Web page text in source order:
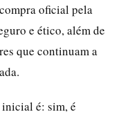
oficial pela
e ético, além de
que continuam a
inicial é: sim, é